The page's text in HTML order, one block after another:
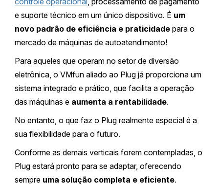
e suporte técnico em um único dispositivo. É um
novo padrão de eficiência e praticidade para o
mercado de máquinas de autoatendimento!
Para aqueles que operam no setor de diversão
eletrônica, o VMfun aliado ao Plug já proporciona um
sistema integrado e prático, que facilita a operação
das máquinas e aumenta a rentabilidade.
No entanto, o que faz o Plug realmente especial é a
sua flexibilidade para o futuro.
Conforme as demais verticais forem contempladas, o
Plug estará pronto para se adaptar, oferecendo
sempre uma solução completa e eficiente.